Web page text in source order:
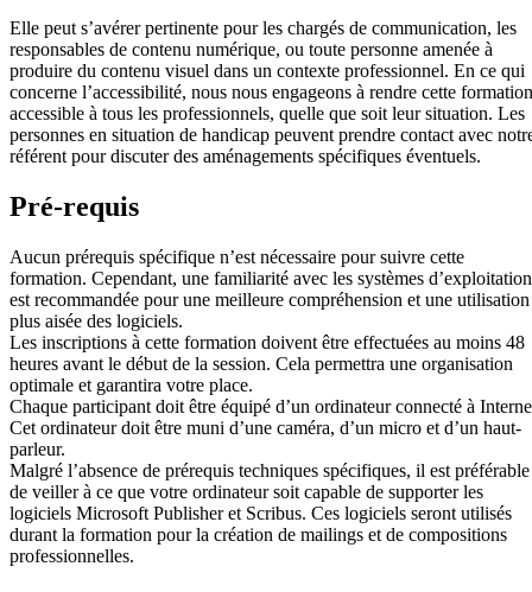
Elle peut s’avérer pertinente pour les chargés de communication, les
responsables de contenu numérique, ou toute personne amenée à
produire du contenu visuel dans un contexte professionnel. En ce qui
concerne l’accessibilité, nous nous engageons à rendre cette formation
accessible à tous les professionnels, quelle que soit leur situation. Les
personnes en situation de handicap peuvent prendre contact avec
référent pour discuter des aménagements spécifiques éventuels.
Pré-requis
Aucun prérequis spécifique n’est nécessaire pour suivre cette
formation. Cependant, une familiarité avec les systèmes d’exploitation
est recommandée pour une meilleure compréhension et une utilisation
plus aisée des logiciels.
Les inscriptions à cette formation doivent être effectuées au moins 48
heures avant le début de la session. Cela permettra une organisation
optimale et garantira votre place.
Chaque participant doit être équipé d’un ordinateur connecté à
Cet ordinateur doit être muni d’une caméra, d’un micro et d’un haut-
parleur.
Malgré l’absence de prérequis techniques spécifiques, il est préférable
de veiller à ce que votre ordinateur soit capable de supporter les
logiciels Microsoft Publisher et Scribus. Ces logiciels seront utilisés
durant la formation pour la création de mailings et de compositions
professionnelles.